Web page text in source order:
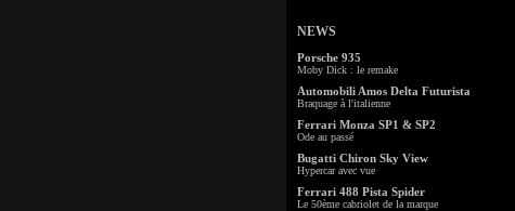
NEWS
Porsche 935
Moby Dick : le remake
Automobili Amos Delta Futurista
Braquage à l'italienne
Ferrari Monza SP1 & SP2
Ode au passé
Bugatti Chiron Sky View
Hypercar avec vue
Ferrari 488 Pista Spider
Le 50ème cabriolet de la marque